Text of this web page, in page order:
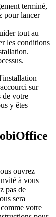
terminé,
pour lancer
tout au
les conditions
sur
de votre
y êtes
ouvrez
à vous
pas de
sera
votre